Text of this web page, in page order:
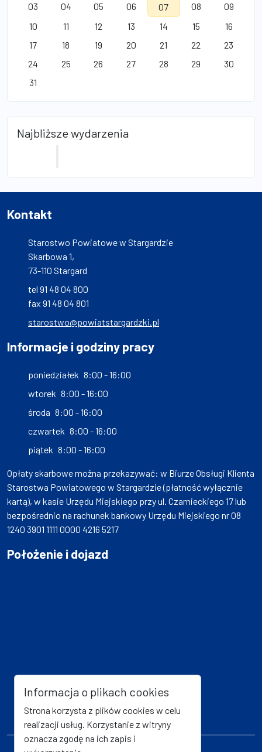
03
04 05 06 07 08
09
10
11 12 13 14 15
16
17
18 19 20 21 22
23
24
25 26 27 28 29
30
31
Najbliższe wydarzenia
Kontakt
Starostwo Powiatowe w Stargardzie
Skarbowa 1,
73-110 Stargard
tel 91 48 04 800
fax 91 48 04 801
starostwo@powiatstargardzki.pl
Informacje i godziny pracy
poniedziałek 8:00 - 16:00
wtorek 8:00 - 16:00
środa 8:00 - 16:00
czwartek 8:00 - 16:00
piątek 8:00 - 16:00
Opłaty skarbowe można przekazywać: w Biurze Obsługi Klienta
Starostwa Powiatowego w Stargardzie (płatność wyłącznie
kartą), w kasie Urzędu Miejskiego przy ul. Czarnieckiego 17 lub
bezpośrednio na rachunek bankowy Urzędu Miejskiego nr 08
1240 3901 1111 0000 4216 5217
Położenie i dojazd
Informacja o plikach cookies
Strona korzysta z plików cookies w celu
realizacji usług. Korzystanie z witryny
oznacza zgodę na ich zapis i